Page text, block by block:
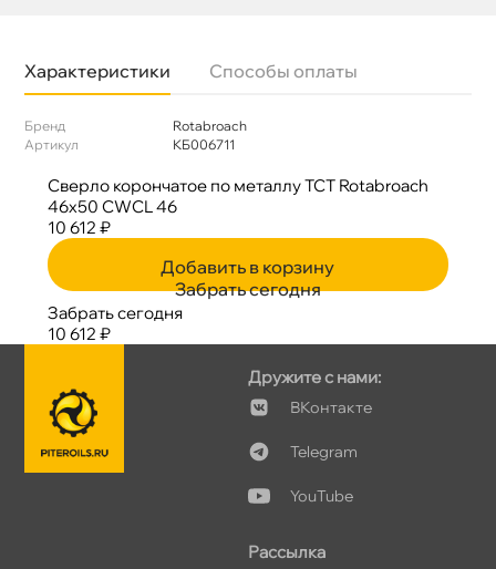
Характеристики Способы оплаты
Бренд
Rotabroach
Артикул
КБ006711
Сверло корончатое по металлу TCT Rotabroach
46х50 CWCL 46
10 612 ₽
Добавить в корзину
Забрать сегодня
Забрать сегодня
10 612 ₽
Дружите с нами:
Контакте
Telegram
YouTube
Рассылка